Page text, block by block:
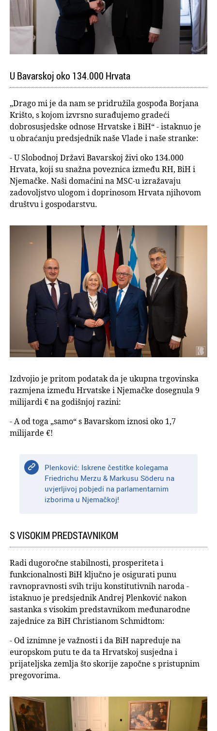
U Bavarskoj oko 134.000 Hrvata
„Drago mi je da nam se pridružila gospođa Borjana
Krišto, s kojom izvrsno surađujemo gradeći
dobrosusjedske odnose Hrvatske i BiH“ - istaknuo je
u obraćanju predsjednik naše Vlade i naše stranke:
- U Slobodnoj Državi Bavarskoj živi oko 134.000
Hrvata, koji su snažna poveznica između RH, BiH i
Njemačke. Naši domaćini na MSC-u izražavaju
zadovoljstvo ulogom i doprinosom Hrvata njihovom
društvu i gospodarstvu.
Izdvojio je pritom podatak da je ukupna trgovinska
razmjena između Hrvatske i Njemačke dosegnula 9
milijardi € na godišnjoj razini:
- A od toga „samo“ s Bavarskom iznosi oko 1,7
milijarde €!
Plenković: Iskrene čestitke kolegama
Friedrichu Merzu & Markusu Söderu na
uvjerljivoj pobjedi na parlamentarnim
izborima u Njemačkoj!
S VISOKIM PREDSTAVNIKOM
Radi dugoročne stabilnosti, prosperiteta i
funkcionalnosti BiH ključno je osigurati punu
ravnopravnosti svih triju konstitutivnih naroda -
istaknuo je predsjednik Andrej Plenković nakon
sastanka s visokim predstavnikom međunarodne
zajednice za BiH Christianom Schmidtom:
- Od iznimne je važnosti i da BiH napreduje na
europskom putu te da ta Hrvatskoj susjedna i
prijateljska zemlja što skorije započne s pristupnim
pregovorima.